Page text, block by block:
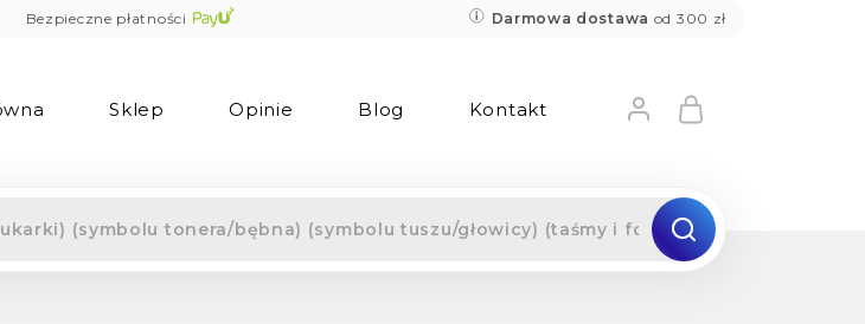
Bezpieczne płatności Darmowa dostawa od 300 zł
Sklep Opinie Blog Kontakt